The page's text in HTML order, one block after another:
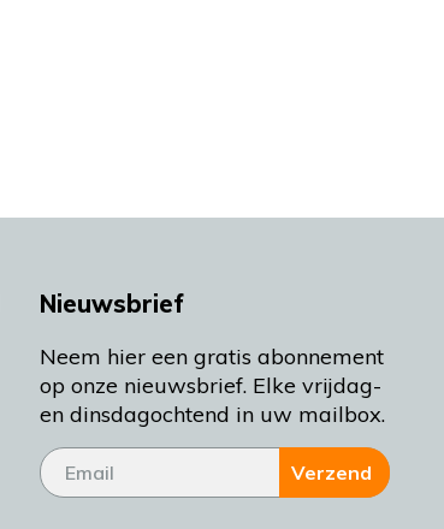
Nieuwsbrief
Neem hier een gratis abonnement
op onze nieuwsbrief. Elke vrijdag-
en dinsdagochtend in uw mailbox.
Verzend